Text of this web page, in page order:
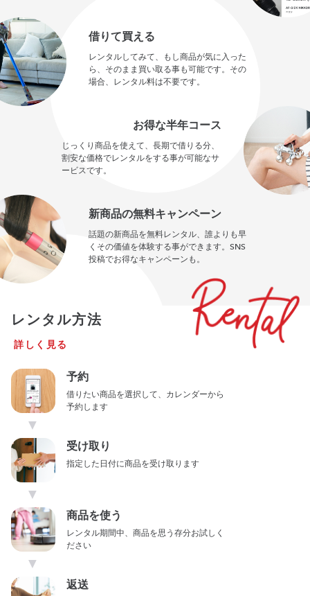
借りて買える
レンタルしてみて、もし商品が気に入った
ら、そのまま買い取る事も可能です。その
場合、レンタル料は不要です。
お得な半年コース
じっくり商品を使えて、長期で借りる分、
割安な価格でレンタルをする事が可能なサ
ービスです。
新商品の無料キャンペーン
話題の新商品を無料レンタル、誰よりも早
くその価値を体験する事ができます。SNS
投稿でお得なキャンペーンも。
レンタル方法
詳しく見る
予約
借りたい商品を選択して、カレンダーから
予約します
▼
受け取り
指定した日付に商品を受け取ります
▼
商品を使う
レンタル期間中、商品を思う存分お試しく
ださい
▼
返送